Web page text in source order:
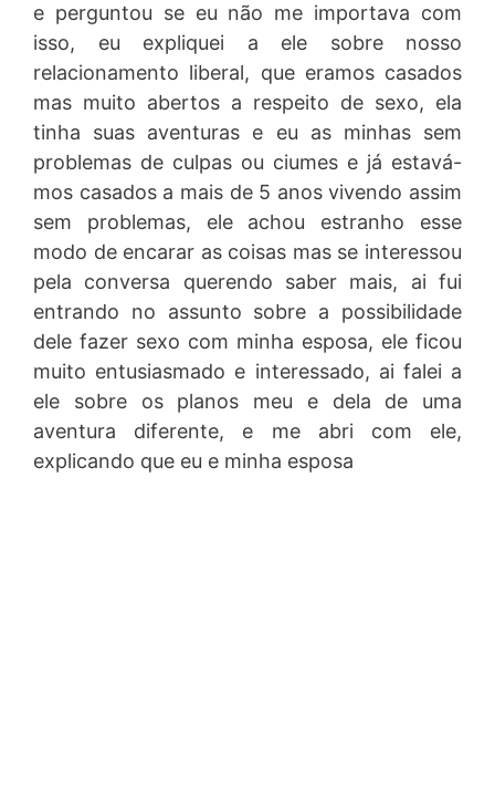
e perguntou se eu não me importava com
isso, eu expliquei a ele sobre nosso
relacionamento liberal, que eramos casados
mas muito abertos a respeito de sexo, ela
tinha suas aventuras e eu as minhas sem
problemas de culpas ou ciumes e já estavá-
mos casados a mais de 5 anos vivendo assim
sem problemas, ele achou estranho esse
modo de encarar as coisas mas se interessou
pela conversa querendo saber mais, ai fui
entrando no assunto sobre a possibilidade
dele fazer sexo com minha esposa, ele ficou
muito entusiasmado e interessado, ai falei a
ele sobre os planos meu e dela de uma
aventura diferente, e me abri com ele,
explicando que eu e minha esposa